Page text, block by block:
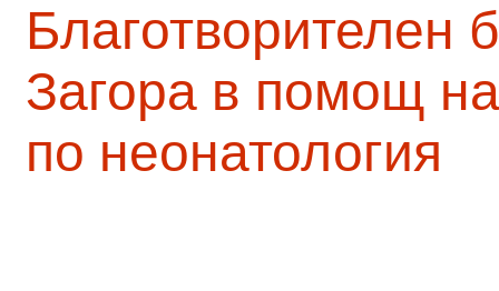
Благотворителен
Загора в помощ
по неонатология